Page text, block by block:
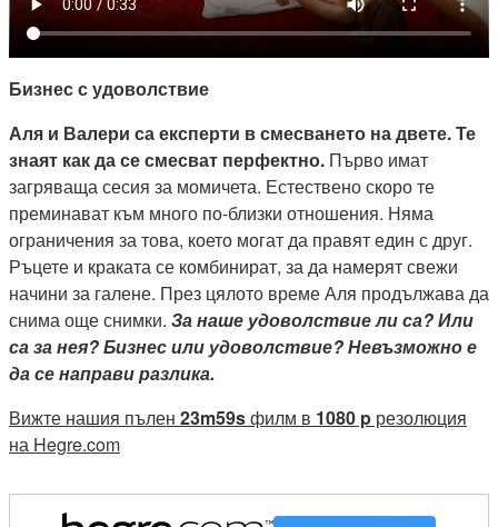
Бизнес с удоволствие
Аля и Валери са експерти в смесването на двете. Те
знаят как да се смесват перфектно. Първо имат
загряваща сесия за момичета. Естествено скоро те
преминават към много по-близки отношения. Няма
ограничения за това, което могат да правят един с друг.
Ръцете и краката се комбинират, за да намерят свежи
начини за галене. През цялото време Аля продължава да
снима още снимки. За наше удоволствие ли са? Или
са за нея? Бизнес или удоволствие? Невъзможно е
да се направи разлика.
Вижте нашия пълен 23m59sфилм в 1080 p резолюция
на Hegre.com